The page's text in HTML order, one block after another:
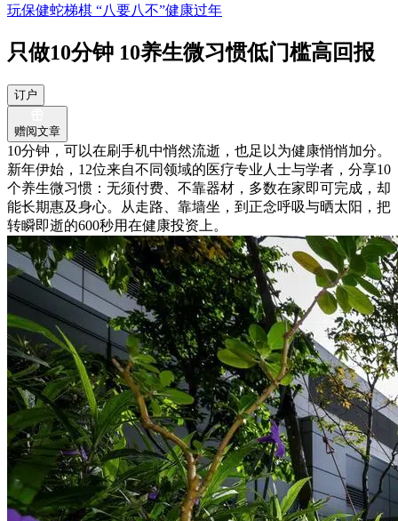
玩保健蛇梯棋 “八要八不”健康过年
只做10分钟 10养生微习惯低门槛高回报
订户
赠阅文章
10分钟，可以在刷手机中悄然流逝，也足以为健康悄悄加分。
新年伊始，12位来自不同领域的医疗专业人士与学者，分享10
个养生微习惯：无须付费、不靠器材，多数在家即可完成，却
能长期惠及身心。从走路、靠墙坐，到正念呼吸与晒太阳，把
转瞬即逝的600秒用在健康投资上。